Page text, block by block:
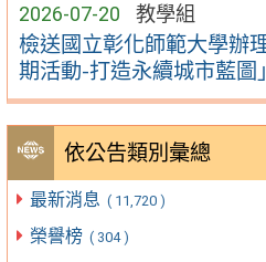
2026-07-20 教學組
檢送國立彰化師範大學辦
期活動-打造永續城市藍圖
依公告類別彙總
最新消息 ( 11,720 )
榮譽榜 ( 304 )